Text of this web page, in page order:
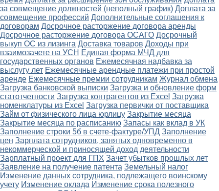
за совмещение должностей (неполный график) Доплата за
совмещение профессий Дополнительные соглашения к
договорам Досрочное расторжение договора аренды
Досрочное расторжение договора ОСАГО Досрочный
выкуп ОС из лизинга Доставка товаров Доходы при
взаимозачете на УСН Единая форма МЧД для
государственных органов Ежемесячная надбавка за
выслугу лет Ежемесячные арендные платежи при простой
аренде Ежемесячные премии сотрудникам Журнал обмена
Загрузка банковской выписки Загрузка и обновление форм
статотчетности Загрузка контрагентов из Excel Загрузка
номенклатуры из Excel Загрузка первички от поставщика
Займ от физического лица юрлицу Закрытие месяца
Закрытие месяца по расписанию Запасы как вклад в УК
Заполнение строки 5б в счете-фактуре/УПД Заполнение
цен Зарплата сотрудников, занятых одновременно в
некоммерческой и приносящей доход деятельности
Зарплатный проект для ГПХ Зачет убытков прошлых лет
Заявление на получение патента Земельный налог
Изменение данных сотрудника, подлежащего воинскому
учету Изменение оклада Изменение срока полезного